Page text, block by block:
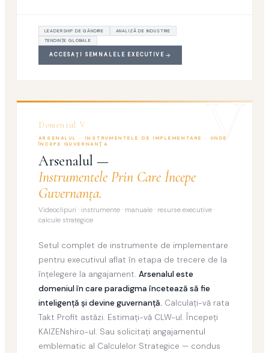
LEADERSHIP DE GÂNDIRE
ANALIZĂ DE INDUSTRIE
TENDINŢE GLOBALE
ACCESAŢI SEMNALELE EXECUTIVE
V
Domeniul V
ARSENALUL · INSTRUMENTELE DE IMPLEMENTARE · UNDE
ÎNCEPE GUVERNANŢA
Arsenalul —
Instrumentele Prin Care Începe
Guvernanţa.
Videoclipuri · instrumente · manuale · resurse executive ·
calcule strategice
Setul complet de instrumente de implementare
pentru executivul aflat în etapa de trecere de la
înțelegere la angajament. Arsenalul este
domeniul în care paradigma încetează să fie
inteligenţă şi devine guvernanţă. Calculaţi-vă rata
Takt Profit astăzi. Estimaţi-vă CLW-ul. Începeţi
KAIZENshiro-ul. Sau solicitaţi angajamentul
emblematic al Calculelor Strategice — condus